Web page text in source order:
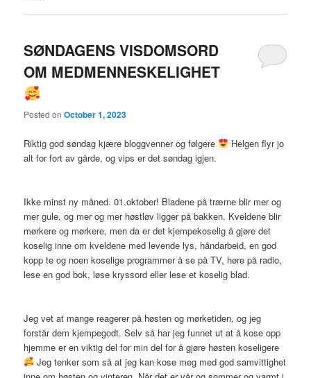
SØNDAGENS VISDOMSORD
OM MEDMENNESKELIGHET
Posted onOctober 1, 2023
Riktig god søndag kjære bloggvenner og følgere
Helgen flyr jo
alt for fort av gårde, og vips er det søndag igjen.
Ikke minst ny måned. 01.oktober! Bladene på trærne blir mer og
mer gule, og mer og mer høstløv ligger på bakken. Kveldene blir
mørkere og mørkere, men da er det kjempekoselig å gjøre det
koselig inne om kveldene med levende lys, håndarbeid, en god
kopp te og noen koselige programmer å se på TV, høre på radio,
lese en god bok, løse kryssord eller lese et koselig blad.
Jeg vet at mange reagerer på høsten og mørketiden, og jeg
forstår dem kjempegodt. Selv så har jeg funnet ut at å kose opp
hjemme er en viktig del for min del for å gjøre høsten koseligere
Jeg tenker som så at jeg kan kose meg med god samvittighet